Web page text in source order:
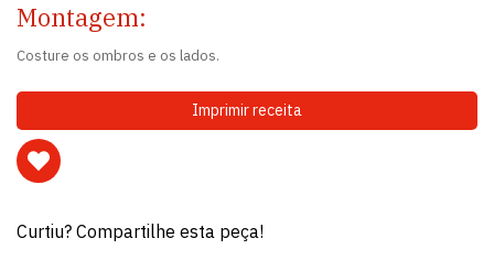
Montagem:
Costure os ombros e os lados.
Imprimir receita
Curtiu? Compartilhe esta peça!